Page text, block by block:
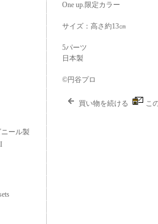
ニール製
One up.限定カラー
サイズ：高さ約13㎝
5パーツ
日本製
©円谷プロ
買い物を続ける こ